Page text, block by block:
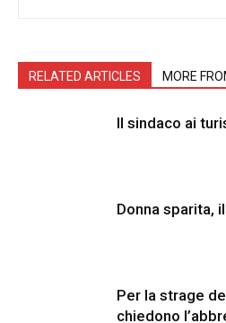
RELATED ARTICLES MORE
Il sindaco ai
Donna sparita,
Per la strage
chiedono